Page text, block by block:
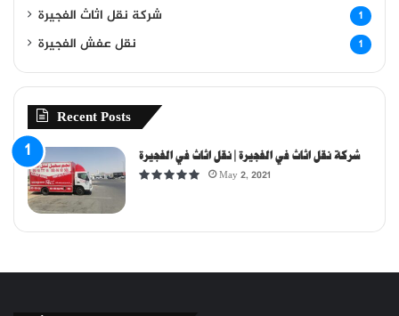
شركة نقل اثاث الفجيرة 1
نقل عفش الفجيرة 1
Recent Posts
شركة نقل اثاث في الفجيرة | نقل اثاث في الفجيرة
May 2, 2021